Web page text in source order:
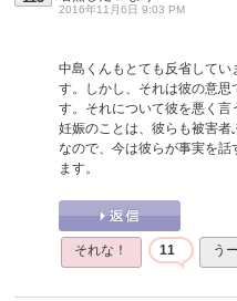
2016年11月6日 9:03 PM
中島くんもとても反省して
す。しかし、それは彼の意
す。それについて彼を悪く言
妊娠のことは、彼らも被害者
なので、今は彼らが事実を
ます。
それな！ 11 う